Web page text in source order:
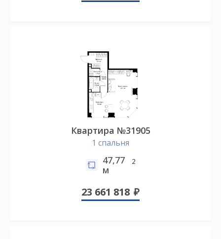
Квартира №31905
1 спальня
47,77
м
2
23 661 818